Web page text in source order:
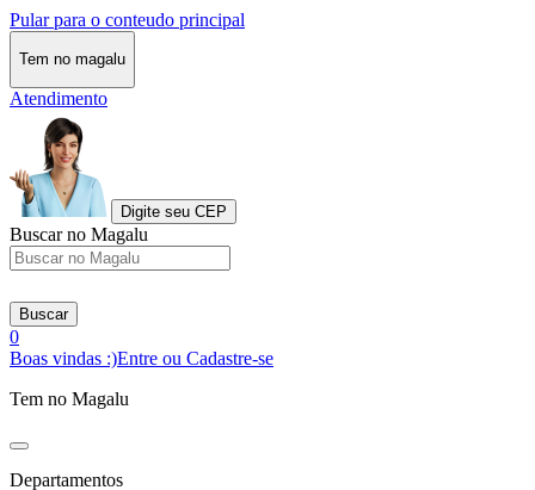
Pular para o conteudo principal
Tem no magalu
Atendimento
Digite seu CEP
Buscar no Magalu
Buscar
0
Boas vindas :)Entre ou Cadastre-se
Tem no Magalu
Departamentos